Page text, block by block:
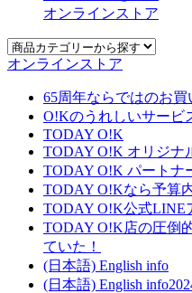
オンラインストア
オンラインストア
65周年ならではのお買
O!Kのうれしいサービ
TODAY O!K
TODAY O!K オリジナ
TODAY O!K パートナ
TODAY O!Kなら予算
TODAY O!K公式LINE
TODAY O!K店の圧倒
ていた！
(日本語) English info
(日本語) English